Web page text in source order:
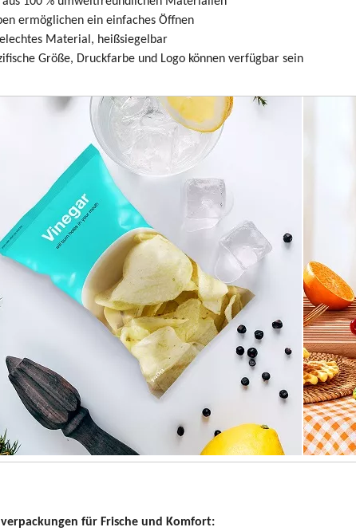
ermöglichen ein einfaches Öffnen
Material, heißsiegelbar
Größe, Druckfarbe und Logo können verfügbar sein
für Frische und Komfort: